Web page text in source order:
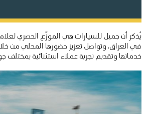
يُذكر أن جميل للسيارات هي الموزّع الحصري
في العراق، وتواصل تعزيز حضورها المحلي من
خدماتها وتقديم تجربة عملاء استثنائية بمختلف